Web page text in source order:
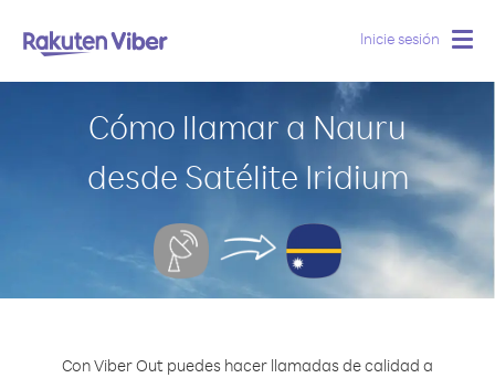
Inicie sesión
Cómo llamar a Nauru
desde Satélite Iridium
Con Viber Out puedes hacer llamadas de calidad a